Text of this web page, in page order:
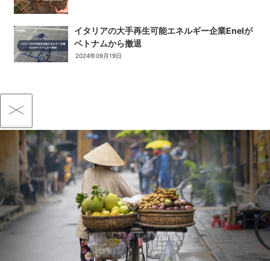
イタリアの大手再生可能エネルギー企業Enelが
ベトナムから撤退
2024年09月19日